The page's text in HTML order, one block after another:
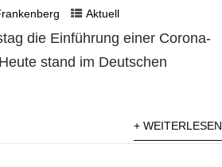
Aktuell
die Einführung einer Corona-
stand im Deutschen
+ WEITERLESEN